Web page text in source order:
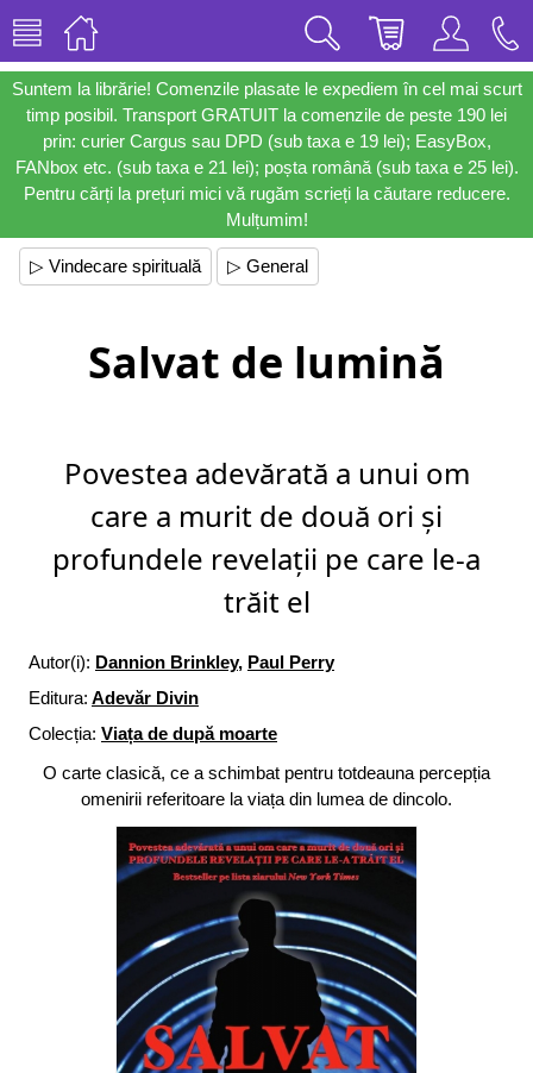
Suntem la librărie! Comenzile plasate le expediem în cel mai scurt
timp posibil. Transport GRATUIT la comenzile de peste 190 lei
prin: curier Cargus sau DPD (sub taxa e 19 lei); EasyBox,
FANbox etc. (sub taxa e 21 lei); poșta română (sub taxa e 25 lei).
Pentru cărți la prețuri mici vă rugăm scrieți la căutare reducere.
Mulțumim!
▷ Vindecare spirituală ▷ General
Salvat de lumină
Povestea adevărată a unui om
care a murit de două ori și
profundele revelații pe care le-a
trăit el
Autor(i): Dannion Brinkley, Paul Perry
Editura: Adevăr Divin
Colecția: Viața de după moarte
O carte clasică, ce a schimbat pentru totdeauna percepția
omenirii referitoare la viața din lumea de dincolo.